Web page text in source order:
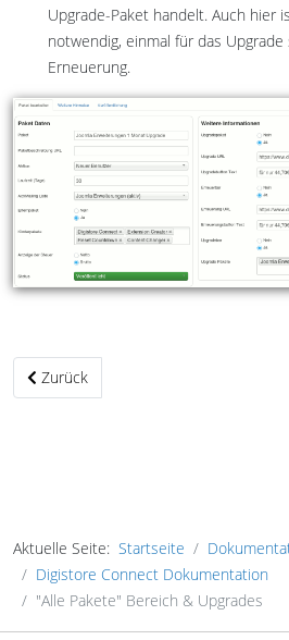
Upgrade-Paket handelt. Auch hier
notwendig, einmal für das
Erneuerung.
Vorheriger Beitrag: "Meine Pakete"
Zurück
Aktuelle Seite: Startseite
Digistore Connect Dokumentation
"Alle Pakete" Bereich & Upgrades